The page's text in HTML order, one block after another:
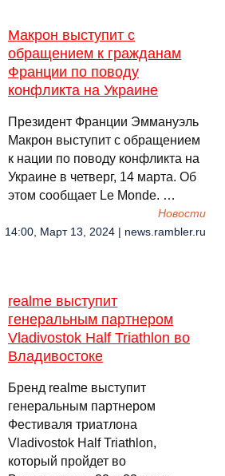
Макрон выступит с
обращением к гражданам
Франции по поводу
конфликта на Украине
Президент Франции Эммануэль
Макрон выступит с обращением
к нации по поводу конфликта на
Украине в четверг, 14 марта. Об
этом сообщает Le Monde. …
Новости
14:00, Март 13, 2024 | news.rambler.ru
realme выступит
генеральным партнером
Vladivostok Half Triathlon во
Владивостоке
Бренд realme выступит
генеральным партнером
Фестиваля триатлона
Vladivostok Half Triathlon,
который пройдет во